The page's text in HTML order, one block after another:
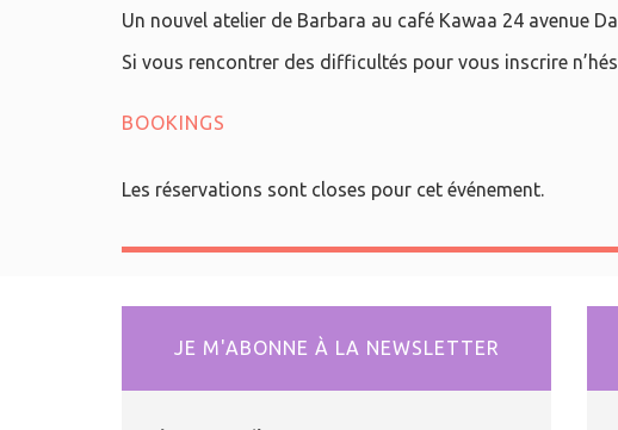
Un nouvel atelier de Barbara au café Kawaa 24 avenue
Si vous rencontrer des difficultés pour vous inscrire
BOOKINGS
Les réservations sont closes pour cet événement.
JE M'ABONNE À LA NEWSLETTER